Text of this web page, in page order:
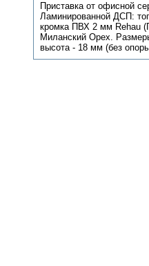
Приставка от офисной
Ламинированной ДСП:
кромка ПВХ 2 мм Rehau
Миланский Орех.
высота - 18 мм (без